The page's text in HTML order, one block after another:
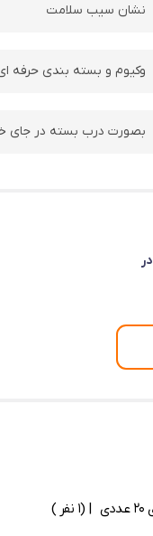
نشان سیب سلامت
وکیوم و بسته بندی حرفه
بصورت درب بسته در جای
| (1 نفر )